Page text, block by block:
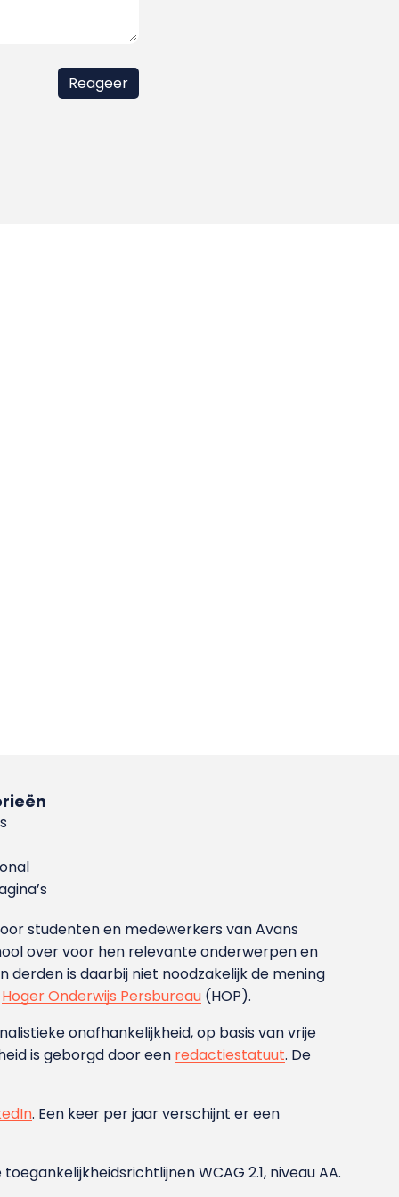
studenten en medewerkers van Avans
over voor hen relevante onderwerpen en
is daarbij niet noodzakelijk de mening
Hoger Onderwijs Persbureau (HOP).
onafhankelijkheid, op basis van vrije
is geborgd door een redactiestatuut. De
. Een keer per jaar verschijnt er een
WCAG 2.1, niveau AA.